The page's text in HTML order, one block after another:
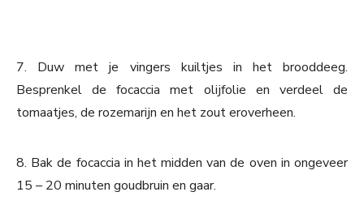
7. Duw met je vingers kuiltjes in het brooddeeg.
Besprenkel de focaccia met olijfolie en verdeel de
tomaatjes, de rozemarijn en het zout eroverheen.
8. Bak de focaccia in het midden van de oven in ongeveer
15 – 20 minuten goudbruin en gaar.